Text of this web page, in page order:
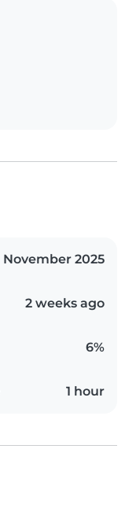
November 2025
2 weeks ago
6%
1 hour